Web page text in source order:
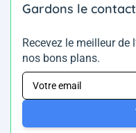
Gardons le
Recevez le meilleur de
nos bons plans.